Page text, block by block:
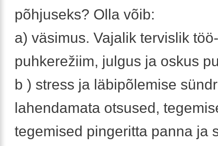
põhjuseks? Olla võib:
a) väsimus. Vajalik tervislik
puhkerežiim, julgus ja oskus
b ) stress ja läbipõlemise
lahendamata otsused,
tegemised pingeritta panna ja